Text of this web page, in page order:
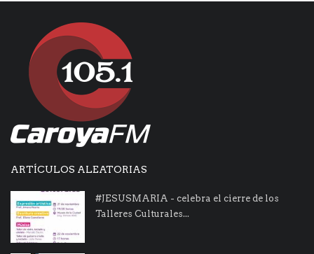
ARTÍCULOS ALEATORIAS
#JESUSMARIA - celebra el cierre de los
Talleres Culturales...